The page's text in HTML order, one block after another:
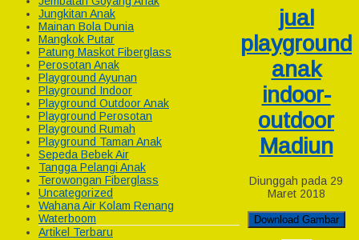
Jungkitan Anak
Mainan Bola Dunia
Mangkok Putar
Patung Maskot Fiberglass
Perosotan Anak
Playground Ayunan
Playground Indoor
Playground Outdoor Anak
Playground Perosotan
Playground Rumah
Playground Taman Anak
Sepeda Bebek Air
Tangga Pelangi Anak
Terowongan Fiberglass
Uncategorized
Wahana Air Kolam Renang
Waterboom
Artikel Terbaru
jual
playground
anak
indoor-
outdoor
Madiun
Diunggah pada 29
Maret 2018
Download Gambar